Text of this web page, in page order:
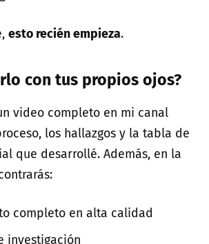
esto recién empieza.
con tus propios ojos?
video completo en mi canal
los hallazgos y la tabla de
que desarrollé. Además, en la
completo en alta calidad
investigación